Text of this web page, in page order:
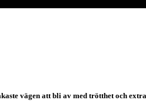
vägen att bli av med trötthet och